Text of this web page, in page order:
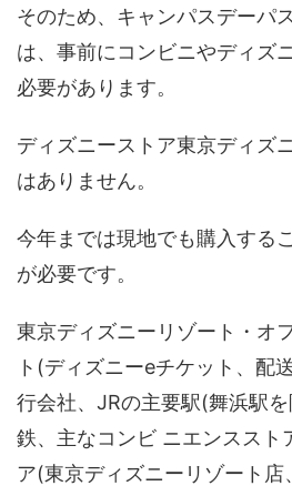
そのため、キャンパスデーパ
は、事前にコンビニやディズ
必要があります。
ディズニーストア東京ディズ
はありません。
今年までは現地でも購入する
が必要です。
東京ディズニーリゾート・オ
ト(ディズニーeチケット、配
行会社、JRの主要駅(舞浜駅
鉄、主なコンビ ニエンススト
ア(東京ディズニーリゾート店